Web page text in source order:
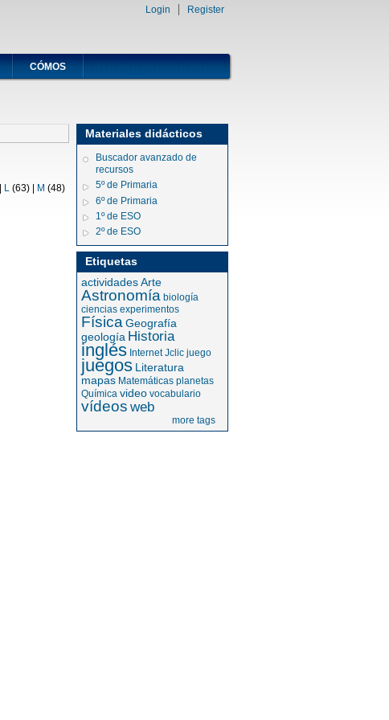
Login Register
CÓMOS
L (63) M (48)
Materiales didácticos
Buscador avanzado de
recursos
5º de Primaria
6º de Primaria
1º de ESO
2º de ESO
Etiquetas
actividadesArte
Astronomía biología
ciencias experimentos
Física Geografía
geología Historia
inglés Internet Jclic juego
juegos Literatura
mapas Matemáticas planetas
Química video vocabulario
vídeos web
more tags